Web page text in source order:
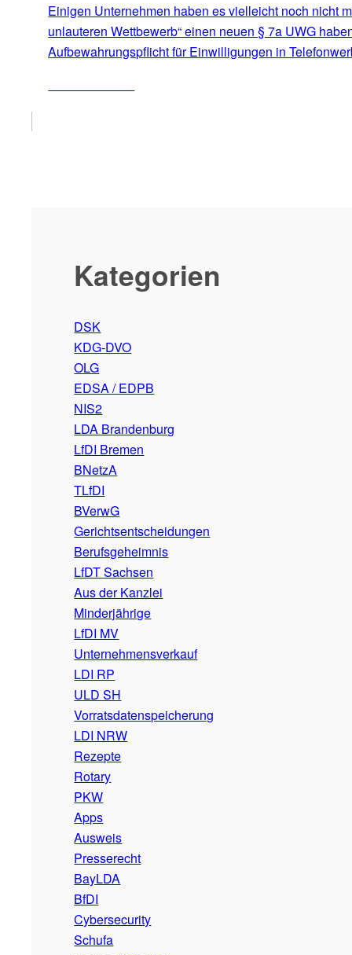
Einigen Unternehmen haben es vielleicht noch nicht
unlauteren Wettbewerb“ einen neuen § 7a UWG
Aufbewahrungspflicht für Einwilligungen in
Kategorien
DSK
KDG-DVO
OLG
EDSA / EDPB
NIS2
LDA Brandenburg
LfDI Bremen
BNetzA
TLfDI
BVerwG
Gerichtsentscheidungen
Berufsgeheimnis
LfDT Sachsen
Aus der Kanzlei
Minderjährige
LfDI MV
Unternehmensverkauf
LDI RP
ULD SH
Vorratsdatenspeicherung
LDI NRW
Rezepte
Rotary
PKW
Apps
Ausweis
Presserecht
BayLDA
BfDI
Cybersecurity
Schufa